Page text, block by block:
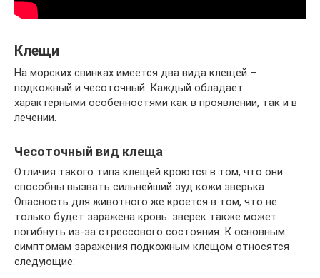
Клещи
На морских свинках имеется два вида клещей –
подкожный и чесоточный. Каждый обладает
характерными особенностями как в проявлении, так и в
лечении.
Чесоточный вид клеща
Отличия такого типа клещей кроются в том, что они
способны вызвать сильнейший зуд кожи зверька.
Опасность для животного же кроется в том, что не
только будет заражена кровь: зверек также может
погибнуть из-за стрессового состояния. К основным
симптомам заражения подкожным клещом относятся
следующие: